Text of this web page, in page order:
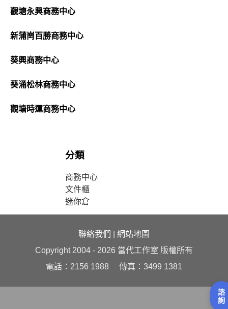
觀塘永興商務中心
新蒲崗百勝商務中心
葵興商務中心
葵涌松林商務中心
觀塘時運商務中心
分類
商務中心
文件櫃
迷你倉
聯絡我們
網站地圖
Copyright 2004 - 2026 當代工作室 版權所有
電話：2156 1988 傳真：3499 1381
諮
詢